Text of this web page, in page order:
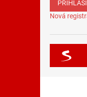
Nová